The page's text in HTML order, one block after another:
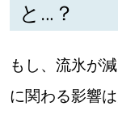
ゆるむ
LOCAL
と…？
もし、流氷が
に関わる影響